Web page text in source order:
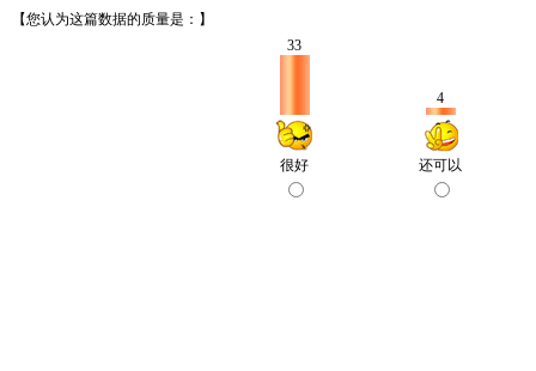
【您认为这篇数据的质量是：】
33
4
很好 还可以